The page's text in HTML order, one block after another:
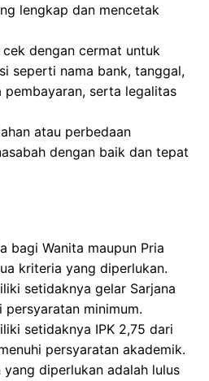
lengkap dan mencetak
dengan cermat untuk
seperti nama bank, tanggal,
serta legalitas
atau perbedaan
dengan baik dan tepat
bagi Wanita maupun Pria
kriteria yang diperlukan.
setidaknya gelar Sarjana
persyaratan minimum.
setidaknya IPK 2,75 dari
persyaratan akademik.
diperlukan adalah lulus